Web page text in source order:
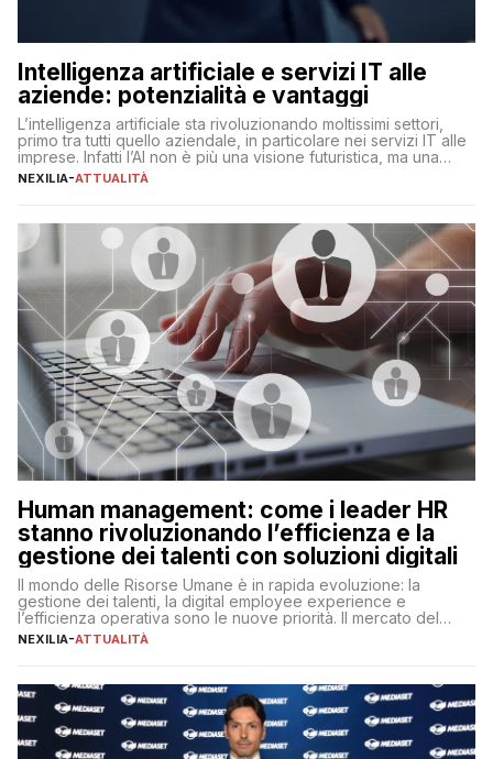
Intelligenza artificiale e servizi IT alle
aziende: potenzialità e vantaggi
L’intelligenza artificiale sta rivoluzionando moltissimi settori,
primo tra tutti quello aziendale, in particolare nei servizi IT alle
imprese. Infatti l’AI non è più una visione futuristica, ma una
realtà operativa che sta portando a un cambio significativo in
operazioni, bensì comporta […]
NEXILIA-ATTUALITÀ
Human management: come i leader HR
stanno rivoluzionando l’efficienza e la
gestione dei talenti con soluzioni digitali
Il mondo delle Risorse Umane è in rapida evoluzione: la
gestione dei talenti, la digital employee experience e
l’efficienza operativa sono le nuove priorità. Il mercato del
lavoro, d’altra parte, è sempre più competitivo con una lotta
NEXILIA-ATTUALITÀ